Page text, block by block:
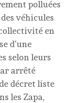
polluées
véhicules
en
d’une
selon leurs
arrêté
décret liste
les Zapa,